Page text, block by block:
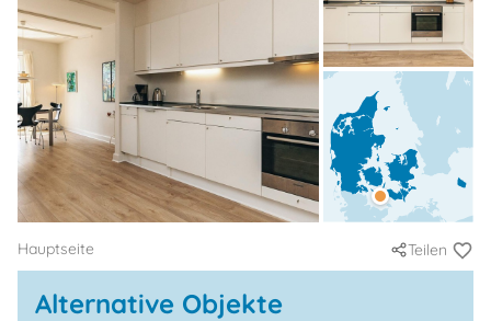
Hauptseite Teilen
Alternative Objekte